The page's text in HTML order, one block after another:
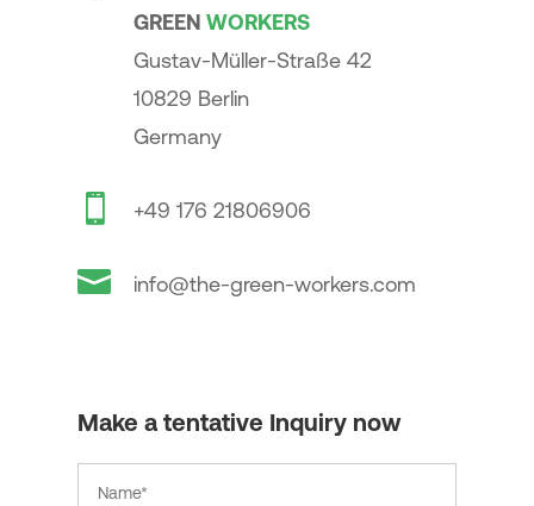
GREEN WORKERS
Gustav-Müller-Straße 42
10829 Berlin
Germany
 +49 176 21806906
 info@the-green-workers.com
Make a tentative Inquiry now